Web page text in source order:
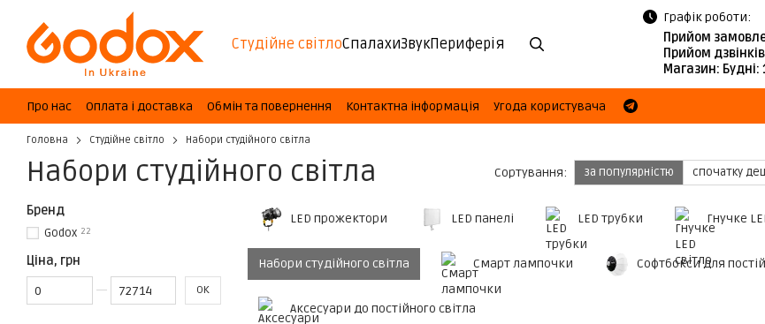
Перейти до основного контенту
Студійне світлоСпалахиЗвукПериферія
Графік роботи:
Прийом
Прийом
Магазин:
Про нас Оплата і доставка Обмін та повернення Контактна інформація Угода користувача
Головна Студійне світло Набори студійного світла
Набори студійного світла Сортування: за популярністю спочатку
LED прожектори LED панелі LED трубки Гнучке
Набори студійного світла Смарт лампочки Софтбокси для
Аксесуари до постійного світла
Бренд
Godox 22
Ціна, грн
ОК